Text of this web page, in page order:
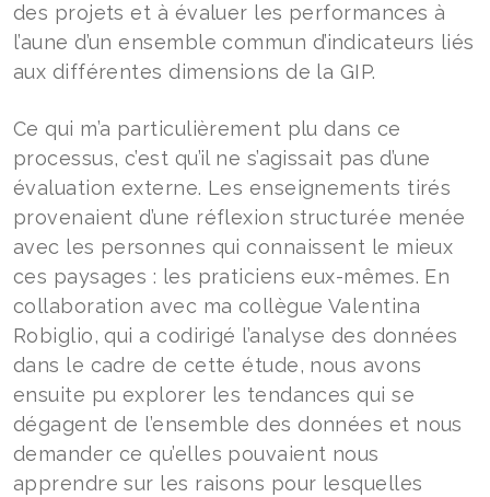
des projets et à évaluer les performances à
l’aune d’un ensemble commun d’indicateurs liés
aux différentes dimensions de la GIP.
Ce qui m’a particulièrement plu dans ce
processus, c’est qu’il ne s’agissait pas d’une
évaluation externe. Les enseignements tirés
provenaient d’une réflexion structurée menée
avec les personnes qui connaissent le mieux
ces paysages : les praticiens eux-mêmes. En
collaboration avec ma collègue Valentina
Robiglio, qui a codirigé l’analyse des données
dans le cadre de cette étude, nous avons
ensuite pu explorer les tendances qui se
dégagent de l’ensemble des données et nous
demander ce qu’elles pouvaient nous
apprendre sur les raisons pour lesquelles